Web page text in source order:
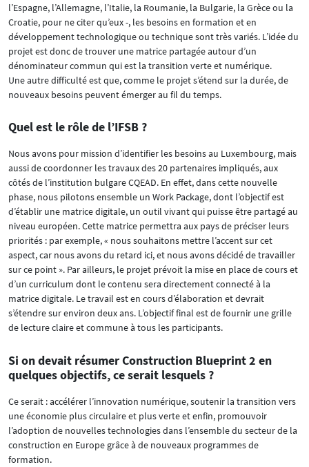
l’Espagne, l’Allemagne, l’Italie, la Roumanie, la Bulgarie, la Grèce ou la
Croatie, pour ne citer qu’eux -, les besoins en formation et en
développement technologique ou technique sont très variés. L’idée du
projet est donc de trouver une matrice partagée autour d’un
dénominateur commun qui est la transition verte et numérique.
Une autre difficulté est que, comme le projet s’étend sur la durée, de
nouveaux besoins peuvent émerger au fil du temps.
Quel est le rôle de l’IFSB ?
Nous avons pour mission d’identifier les besoins au Luxembourg, mais
aussi de coordonner les travaux des 20 partenaires impliqués, aux
côtés de l’institution bulgare CQEAD. En effet, dans cette nouvelle
phase, nous pilotons ensemble un Work Package, dont l’objectif est
d’établir une matrice digitale, un outil vivant qui puisse être partagé au
niveau européen. Cette matrice permettra aux pays de préciser leurs
priorités : par exemple, « nous souhaitons mettre l’accent sur cet
aspect, car nous avons du retard ici, et nous avons décidé de travailler
sur ce point ». Par ailleurs, le projet prévoit la mise en place de cours et
d’un curriculum dont le contenu sera directement connecté à la
matrice digitale. Le travail est en cours d’élaboration et devrait
s’étendre sur environ deux ans. L’objectif final est de fournir une grille
de lecture claire et commune à tous les participants.
Si on devait résumer Construction Blueprint 2 en
quelques objectifs, ce serait lesquels ?
Ce serait : accélérer l’innovation numérique, soutenir la transition vers
une économie plus circulaire et plus verte et enfin, promouvoir
l’adoption de nouvelles technologies dans l’ensemble du secteur de la
construction en Europe grâce à de nouveaux programmes de
formation.